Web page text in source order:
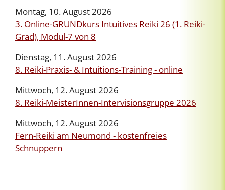
Montag, 10. August 2026
3. Online-GRUNDkurs Intuitives Reiki 26 (1. Reiki-
Grad), Modul-7 von 8
Dienstag, 11. August 2026
8. Reiki-Praxis- & Intuitions-Training - online
Mittwoch, 12. August 2026
8. Reiki-MeisterInnen-Intervisionsgruppe 2026
Mittwoch, 12. August 2026
Fern-Reiki am Neumond - kostenfreies
Schnuppern